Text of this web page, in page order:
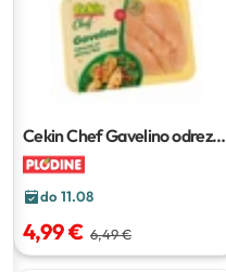
Cekin Chef Gavelino odrezak
od pilećeg filea
do 11.08
4,99 € 6,49 €